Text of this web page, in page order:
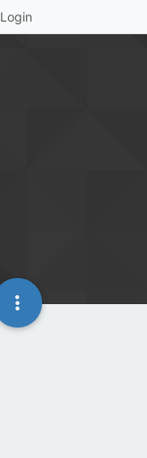
Login